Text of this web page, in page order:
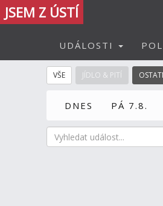
JSEM Z ÚSTÍ
UDÁLOSTI
VŠE JÍDLO & PITÍ
DNES PÁ 7.8.